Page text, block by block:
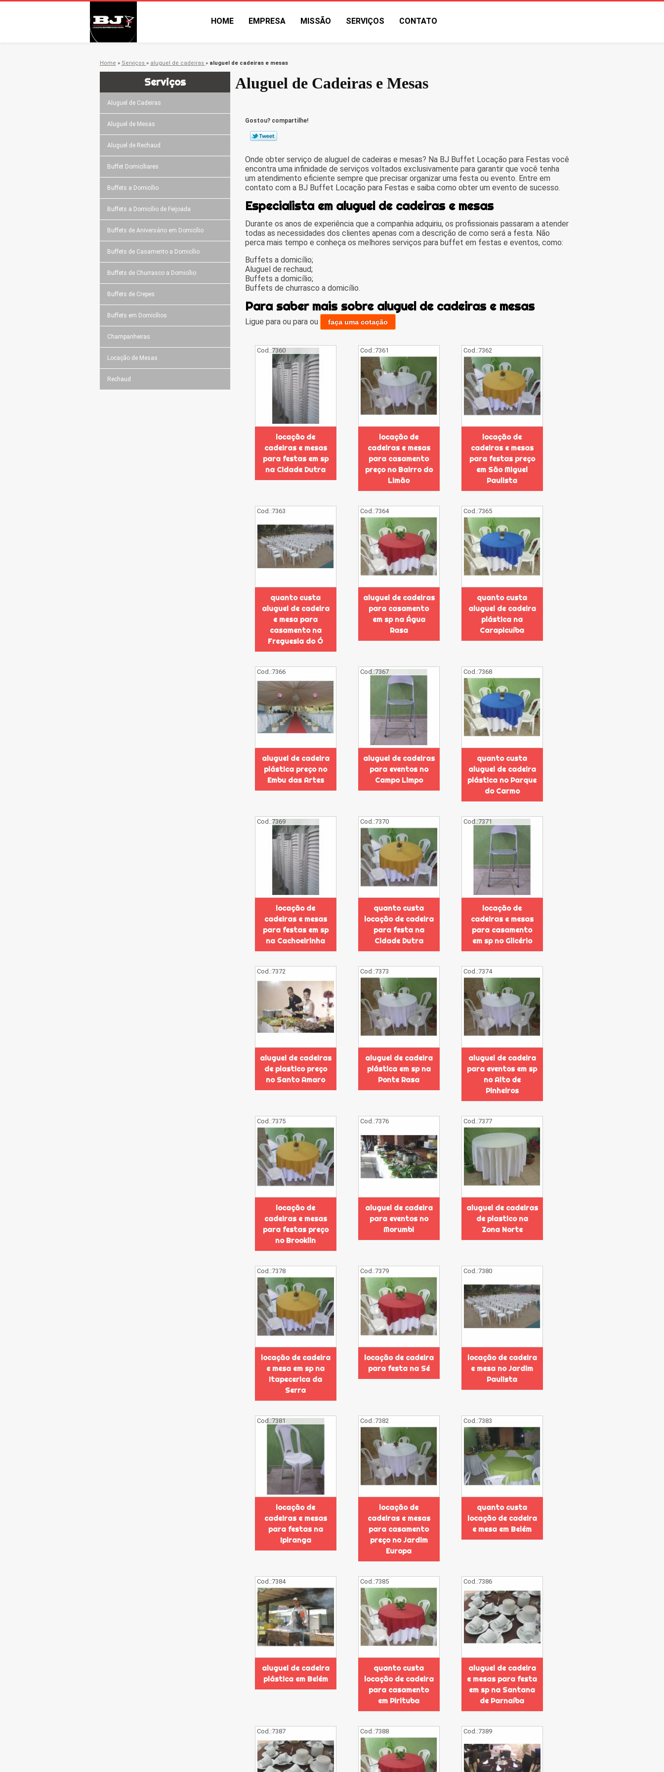
HOME EMPRESA MISSÃO SERVIÇOS CONTATO
Home » Serviços » aluguel de cadeiras » aluguel de cadeiras e mesas
Serviços
Aluguel de Cadeiras
Aluguel de Mesas
Aluguel de Rechaud
Buffet Domicíliares
Buffets a Domicílio
Buffets a Domicílio de Feijoada
Buffets de Aniversário em Domicílio
Buffets de Casamento a Domicílio
Buffets de Churrasco a Domicílio
Buffets de Crepes
Buffets em Domicílios
Champanheiras
Locação de Mesas
Rechaud
Aluguel de Cadeiras e Mesas
Gostou? compartilhe!
Onde obter serviço de aluguel de cadeiras e mesas? Na BJ Buffet Locação para Festas você
encontra uma infinidade de serviços voltados exclusivamente para garantir que você tenha
um atendimento eficiente sempre que precisar organizar uma festa ou evento. Entre em
contato com a BJ Buffet Locação para Festas e saiba como obter um evento de sucesso.
Especialista em aluguel de cadeiras e mesas
Durante os anos de experiência que a companhia adquiriu, os profissionais passaram a atender
todas as necessidades dos clientes apenas com a descrição de como será a festa. Não
perca mais tempo e conheça os melhores serviços para buffet em festas e eventos, como:
Buffets a domicílio;
Aluguel de rechaud;
Buffets a domicílio;
Buffets de churrasco a domicílio.
Para saber mais sobre aluguel de cadeiras e mesas
Ligue para ou para ou faça uma cotação
Cod.:7360
locação de
cadeiras e mesas
para festas em sp
na Cidade Dutra
Cod.:7361
locação de
cadeiras e mesas
para casamento
preço no Bairro do
Limão
Cod.:7362
locação de
cadeiras e mesas
para festas preço
em São Miguel
Paulista
Cod.:7363
quanto custa
aluguel de cadeira
e mesa para
casamento na
Freguesia do Ó
Cod.:7364
aluguel de cadeiras
para casamento
em sp na Água
Rasa
Cod.:7365
quanto custa
aluguel de cadeira
plástica na
Carapicuíba
Cod.:7366
aluguel de cadeira
plástica preço no
Embu das Artes
Cod.:7367
aluguel de cadeiras
para eventos no
Campo Limpo
Cod.:7368
quanto custa
aluguel de cadeira
plástica no Parque
do Carmo
Cod.:7369
locação de
cadeiras e mesas
para festas em sp
na Cachoeirinha
Cod.:7370
quanto custa
locação de cadeira
para festa na
Cidade Dutra
Cod.:7371
locação de
cadeiras e mesas
para casamento
em sp no Glicério
Cod.:7372
aluguel de cadeiras
de plastico preço
no Santo Amaro
Cod.:7373
aluguel de cadeira
plástica em sp na
Ponte Rasa
Cod.:7374
aluguel de cadeira
para eventos em sp
no Alto de
Pinheiros
Cod.:7375
locação de
cadeiras e mesas
para festas preço
no Brooklin
Cod.:7376
aluguel de cadeira
para eventos no
Morumbi
Cod.:7377
aluguel de cadeiras
de plastico na
Zona Norte
Cod.:7378
locação de cadeira
e mesa em sp na
Itapecerica da
Serra
Cod.:7379
locação de cadeira
para festa na Sé
Cod.:7380
locação de cadeira
e mesa no Jardim
Paulista
Cod.:7381
locação de
cadeiras e mesas
para festas na
Ipiranga
Cod.:7382
locação de
cadeiras e mesas
para casamento
preço no Jardim
Europa
Cod.:7383
quanto custa
locação de cadeira
e mesa em Belém
Cod.:7384
aluguel de cadeira
plástica em Belém
Cod.:7385
quanto custa
locação de cadeira
para casamento
em Pirituba
Cod.:7386
aluguel de cadeira
e mesas para festa
em sp na Santana
de Parnaíba
Cod.:7387 Cod.:7388 Cod.:7389